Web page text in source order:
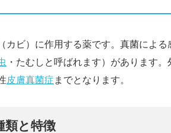
カビ）に作用する薬です。真菌によ
・たむしと呼ばれます）があります
皮膚真菌症 までとなります。
類と特徴